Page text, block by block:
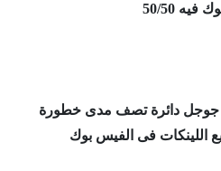
50/50
جوجل دائرة تصف مدى خطورة
اللينكات فى الفيس بوك